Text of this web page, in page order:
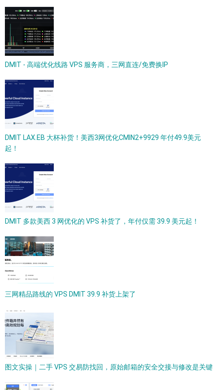
DMIT - 高端优化线路 VPS 服务商，三网直连/免费换IP
DMIT LAX.EB 大杯补货！美西3网优化CMIN2+9929 年付49.9美元
起！
DMIT 多款美西 3 网优化的 VPS 补货了，年付仅需 39.9 美元起！
三网精品路线的 VPS DMIT 39.9 补货上架了
图文实操｜二手 VPS 交易防找回，原始邮箱的安全交接与修改是关键